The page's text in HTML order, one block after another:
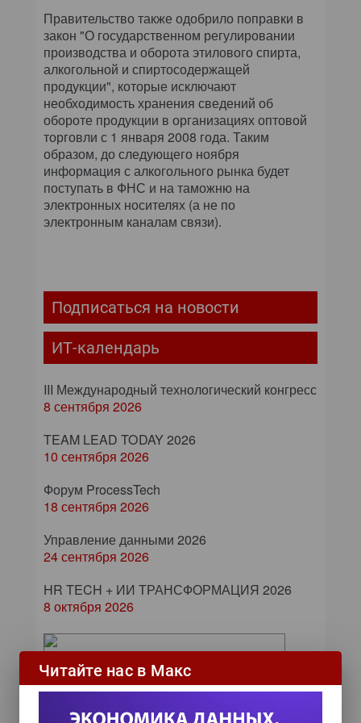
Правительство также одобрило поправки в
закон "О государственном регулировании
производства и оборота этилового спирта,
алкогольной и спиртосодержащей
продукции", которые исключают
необходимость хранения сведений об
обороте продукции в организациях оптовой
торговли с 1 января 2008 года. Таким
образом, до следующего ноября
информация с алкогольного рынка будет
поступать в ФНС и на таможню на
электронных носителях (а не по
электронным каналам связи).
Подписаться на новости
ИТ-календарь
III Международный технологический конгресс
8 сентября 2026
TEAM LEAD TODAY 2026
10 сентября 2026
Форум ProcessTech
18 сентября 2026
Управление данными 2026
24 сентября 2026
HR TECH + ИИ ТРАНСФОРМАЦИЯ 2026
8 октября 2026
От кликов до миллионов: как
повседневные операции
влияют на маржу компании
Бизнес видит больше, чем мог
Читайте нас в Макс